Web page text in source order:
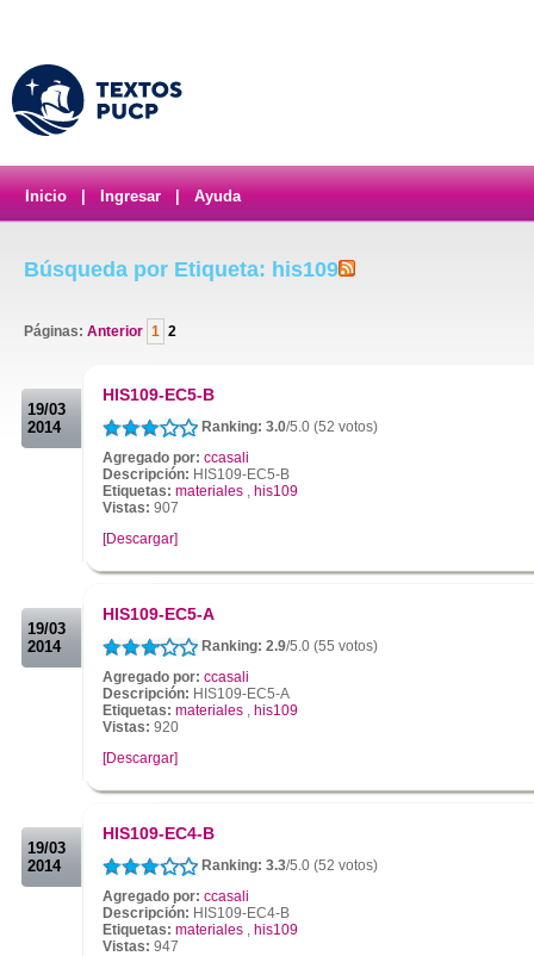
Inicio Ingresar Ayuda
Búsqueda por Etiqueta: his109
Páginas: Anterior 1 2
19/03
2014
HIS109-EC5-B
Ranking: 3.0/5.0 (52 votos)
Agregado por: ccasali
Descripción: HIS109-EC5-B
Etiquetas: materiales , his109
Vistas: 907
[Descargar]
19/03
2014
HIS109-EC5-A
Ranking: 2.9/5.0 (55 votos)
Agregado por: ccasali
Descripción: HIS109-EC5-A
Etiquetas: materiales , his109
Vistas: 920
[Descargar]
19/03
2014
HIS109-EC4-B
Ranking: 3.3/5.0 (52 votos)
Agregado por: ccasali
Descripción: HIS109-EC4-B
Etiquetas: materiales , his109
Vistas: 947